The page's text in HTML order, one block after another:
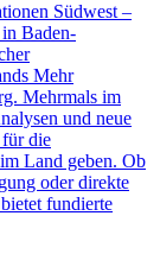
Südwest –
Baden-
Mehr
Mehrmals im
und neue
die
Land geben. Ob
oder direkte
fundierte